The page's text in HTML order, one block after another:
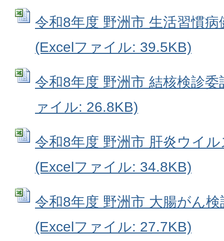
令和8年度 野洲市 生活習慣
(Excelファイル: 39.5KB)
令和8年度 野洲市 結核検診
ァイル: 26.8KB)
令和8年度 野洲市 肝炎ウイ
(Excelファイル: 34.8KB)
令和8年度 野洲市 大腸がん
(Excelファイル: 27.7KB)